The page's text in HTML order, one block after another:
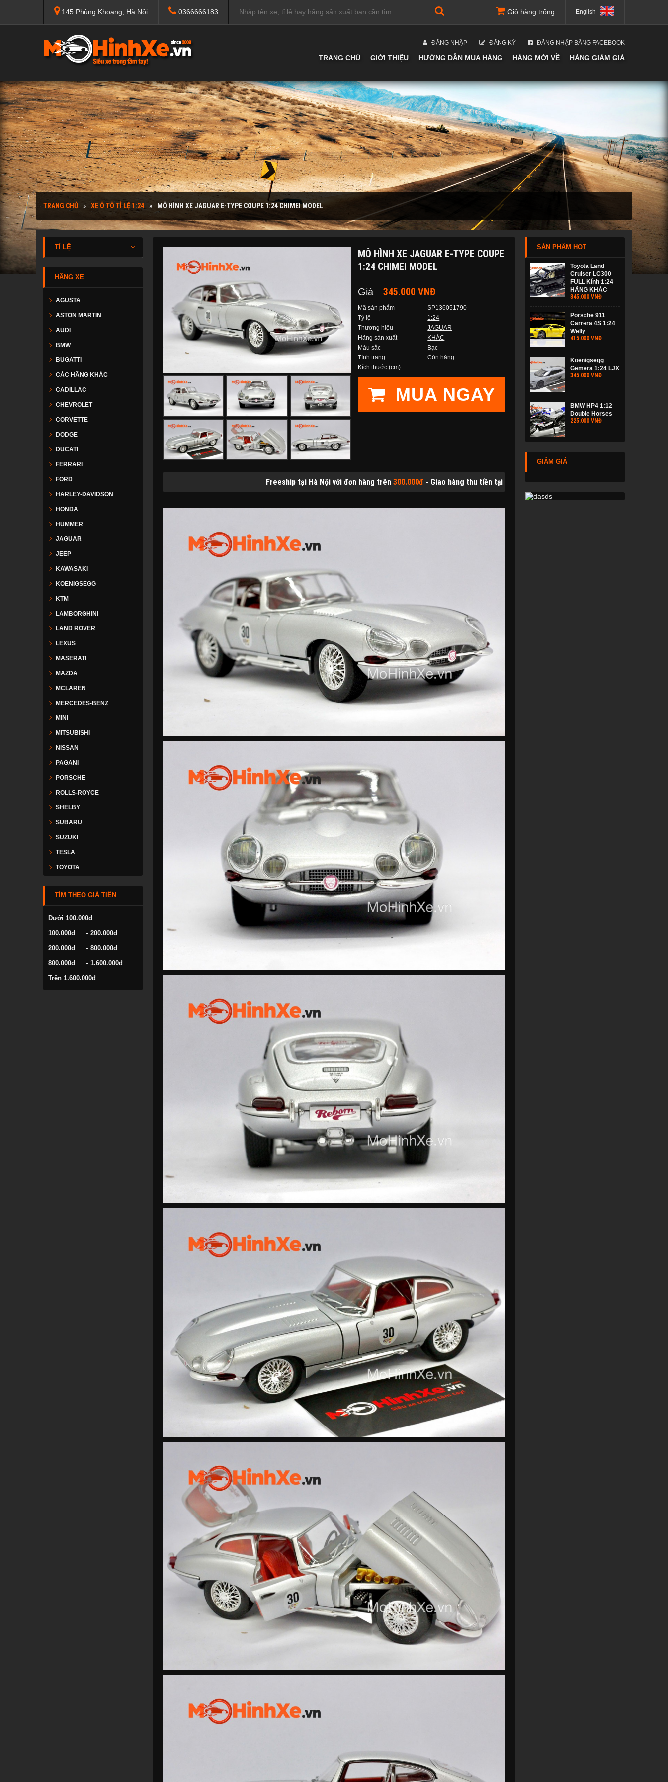
145 Phùng Khoang, Hà Nội 0366666183 English
Giỏ hàng trống
ĐĂNG NHẬP ĐĂNG KÝ ĐĂNG NHẬP BẰNG FACEBOOK
TRANG CHỦ GIỚI THIỆU HƯỚNG DẪN MUA HÀNG HÀNG MỚI VỀ HÀNG GIẢM GIÁ
TRANG CHỦ XE Ô TÔ TỈ LỆ 1:24 MÔ HÌNH XE JAGUAR E-TYPE COUPE 1:24 CHIMEI MODEL
TỈ LỆ
HÃNG XE
AGUSTA
ASTON MARTIN
AUDI
BMW
BUGATTI
CÁC HÃNG KHÁC
CADILLAC
CHEVROLET
CORVETTE
DODGE
DUCATI
FERRARI
FORD
HARLEY-DAVIDSON
HONDA
HUMMER
JAGUAR
JEEP
KAWASAKI
KOENIGSEGG
KTM
LAMBORGHINI
LAND ROVER
LEXUS
MASERATI
MAZDA
MCLAREN
MERCEDES-BENZ
MINI
MITSUBISHI
NISSAN
PAGANI
PORSCHE
ROLLS-ROYCE
SHELBY
SUBARU
SUZUKI
TESLA
TOYOTA
VOLKSWAGEN
TÌM THEO GIÁ TIỀN
Dưới 100.000đ
100.000đ
- 200.000đ
200.000đ
- 800.000đ
800.000đ
- 1.600.000đ
Trên 1.600.000đ
MÔ HÌNH XE JAGUAR E-TYPE COUPE
1:24 CHIMEI MODEL
Giá 345.000 VNĐ
Mã sản phẩm
SP136051790
Tỷ lệ
1:24
Thương hiệu
JAGUAR
Hãng sản xuất
KHÁC
Màu sắc
Bạc
Tình trạng
Còn hàng
Kích thước (cm)
MUA NGAY
Freeship tại Hà Nội với đơn hàng trên300.000đ- Giao hàng thu tiền tại nhà (COD) trên toàn quốc
SẢN PHẨM HOT
Toyota Land
Cruiser LC300
FULL Kính 1:24
HÃNG KHÁC
345.000 VNĐ
Porsche 911
Carrera 4S 1:24
Welly
415.000 VNĐ
Koenigsegg
Gemera 1:24 LJX
345.000 VNĐ
BMW HP4 1:12
Double Horses
225.000 VNĐ
GIẢM GIÁ